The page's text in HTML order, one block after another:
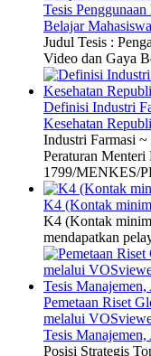
Tesis
Belajar
Judul Tesis :
Video dan Gaya
Definisi Industri
Kesehatan
Industri Farmasi
Peraturan
1799/MENKES/
K4 (Kontak
K4 (Kontak
mendapatkan
Pemetaan Riset
melalui
Tesis
Posisi Strategis